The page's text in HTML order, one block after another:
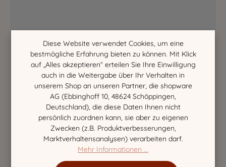
Diese Website verwendet Cookies, um eine
bestmögliche Erfahrung bieten zu können. Mit Klick
auf „Alles akzeptieren“ erteilen Sie Ihre Einwilligung
auch in die Weitergabe über Ihr Verhalten in
unserem Shop an unseren Partner, die shopware
AG (Ebbinghoff 10, 48624 Schöppingen,
Deutschland), die diese Daten Ihnen nicht
persönlich zuordnen kann, sie aber zu eigenen
Zwecken (z.B. Produktverbesserungen,
Marktverhaltensanalysen) verarbeiten darf.
Mehr Informationen ...